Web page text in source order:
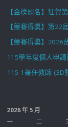
【金榜題名】狂賀
【競賽得獎】第22
【競賽得獎】2026
115學年度個人申
115-1兼任教師 (3D
2026 年 5 月
一
二